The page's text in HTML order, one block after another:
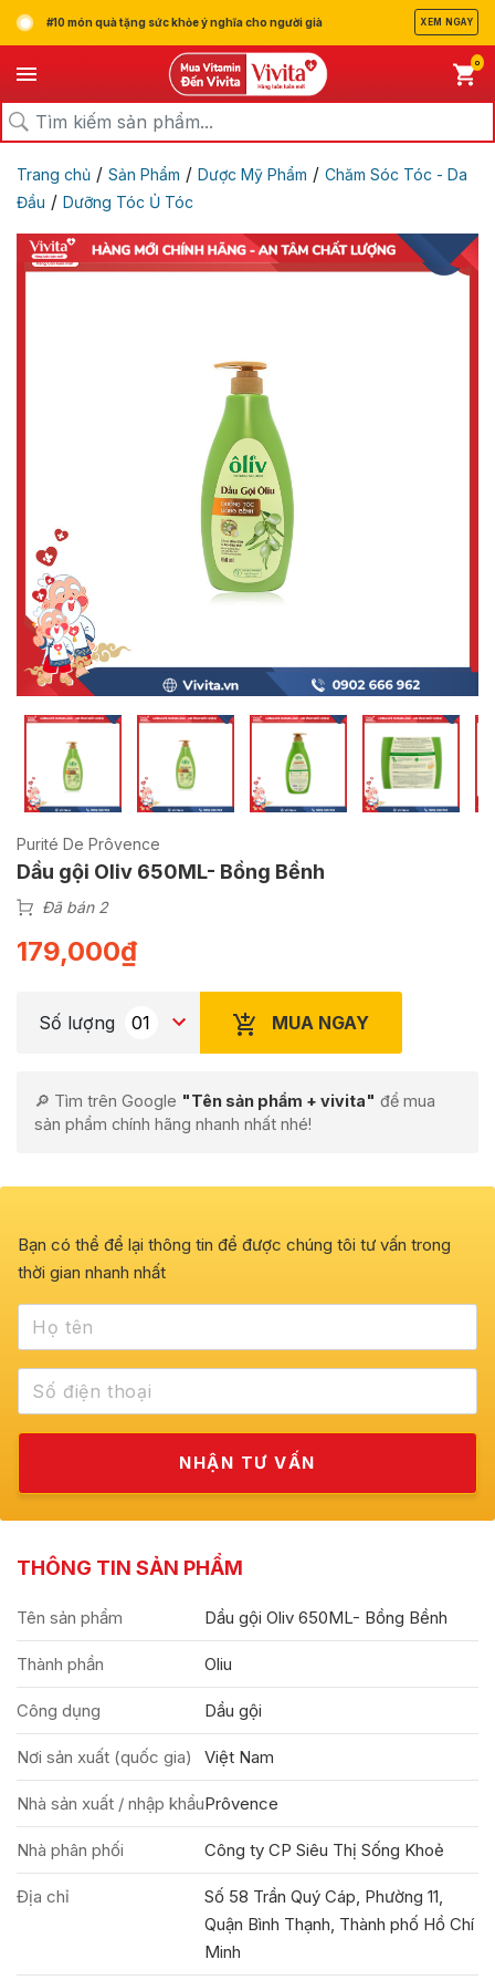
#10 món quà tặng sức khỏe ý nghĩa cho người già XEM NGAY
0
Trang chủ / Sản Phẩm / Dược Mỹ Phẩm / Chăm Sóc Tóc - Da
Đầu / Dưỡng Tóc Ủ Tóc
Purité De Prôvence
Dầu gội Oliv 650ML- Bồng Bềnh
Đã bán 2
179,000₫
Số lượng MUA NGAY
🔎 Tìm trên Google "Tên sản phẩm + vivita" để mua
sản phẩm chính hãng nhanh nhất nhé!
Bạn có thể để lại thông tin để được chúng tôi tư vấn trong
thời gian nhanh nhất
THÔNG TIN SẢN PHẨM
Tên sản phẩm Dầu gội Oliv 650ML- Bồng Bềnh
Thành phần Oliu
Công dụng Dầu gội
Nơi sản xuất (quốc gia) Việt Nam
Nhà sản xuất / nhập khẩuPrôvence
Nhà phân phối Công ty CP Siêu Thị Sống Khoẻ
Địa chỉ
Số 58 Trần Quý Cáp, Phường 11,
Quận Bình Thạnh, Thành phố Hồ Chí
Minh